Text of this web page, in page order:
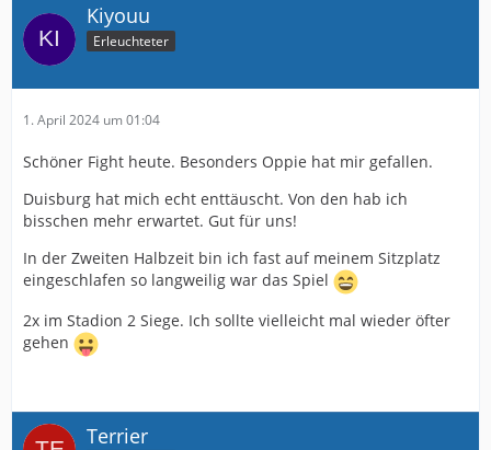
Kiyouu
Erleuchteter
1. April 2024 um 01:04
Schöner Fight heute. Besonders Oppie hat mir gefallen.
Duisburg hat mich echt enttäuscht. Von den hab ich
bisschen mehr erwartet. Gut für uns!
In der Zweiten Halbzeit bin ich fast auf meinem Sitzplatz
eingeschlafen so langweilig war das Spiel
2x im Stadion 2 Siege. Ich sollte vielleicht mal wieder öfter
gehen
Terrier